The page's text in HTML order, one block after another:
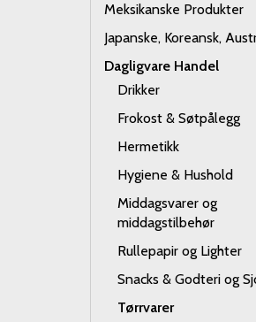
Meksikanske Produkter
Japanske, Koreansk,
Dagligvare Handel
Drikker
Frokost & Søtpålegg
Hermetikk
Hygiene & Hushold
Middagsvarer og
middagstilbehør
Rullepapir og Lighter
Snacks & Godteri og
Tørrvarer